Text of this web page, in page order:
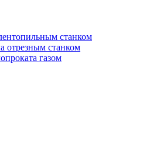
станком
отрезным станком
газом